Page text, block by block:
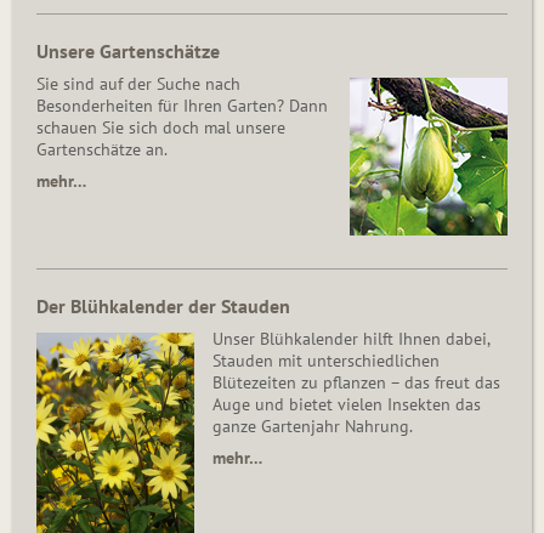
Unsere Gartenschätze
Sie sind auf der Suche nach
Besonderheiten für Ihren Garten? Dann
schauen Sie sich doch mal unsere
Gartenschätze an.
mehr…
Der Blühkalender der Stauden
Unser Blühkalender hilft Ihnen dabei,
Stauden mit unterschiedlichen
Blütezeiten zu pflanzen – das freut das
Auge und bietet vielen Insekten das
ganze Gartenjahr Nahrung.
mehr…